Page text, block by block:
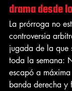
drama desde
La prórroga no
controversia
jugada de la que
toda la semana:
escapó a
banda derecha y